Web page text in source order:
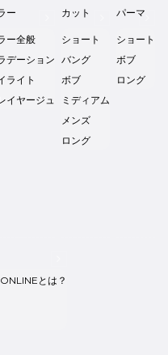
ー
ー全般
デーション
ライト
イヤージュ
カット
ショート
バング
ボブ
ミディアム
メンズ
ロング
パーマ
ショート
ボブ
ロング
とは？